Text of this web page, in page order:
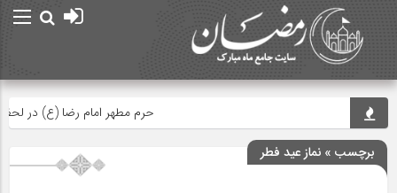
حرم مطهر امام رضا (ع) در لحظه
برچسب » نماز عید فطر